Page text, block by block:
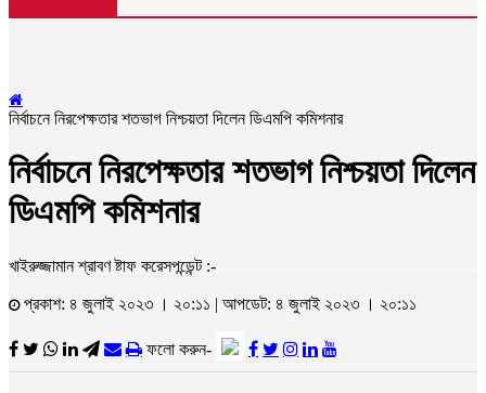
নির্বাচনে নিরপেক্ষতার শতভাগ নিশ্চয়তা দিলেন ডিএমপি কমিশনার
নির্বাচনে নিরপেক্ষতার শতভাগ নিশ্চয়তা দিলেন
ডিএমপি কমিশনার
খাইরুজ্জামান শ্রাবণ ষ্টাফ করেসপন্ডেন্ট :-
প্রকাশ: ৪ জুলাই ২০২৩ । ২০:১১ | আপডেট: ৪ জুলাই ২০২৩ । ২০:১১
ফলো করুন-